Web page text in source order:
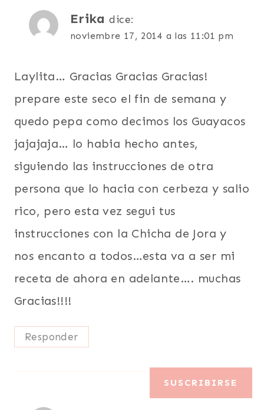
Erika dice:
noviembre 17, 2014 a las 11:01 pm
Laylita… Gracias Gracias Gracias!
prepare este seco el fin de semana y
quedo pepa como decimos los Guayacos
jajajaja… lo habia hecho antes,
siguiendo las instrucciones de otra
persona que lo hacia con cerbeza y salio
rico, pero esta vez segui tus
instrucciones con la Chicha de Jora y
nos encanto a todos…esta va a ser mi
receta de ahora en adelante…. muchas
Gracias!!!!
Responder
SUSCRIBIRSE